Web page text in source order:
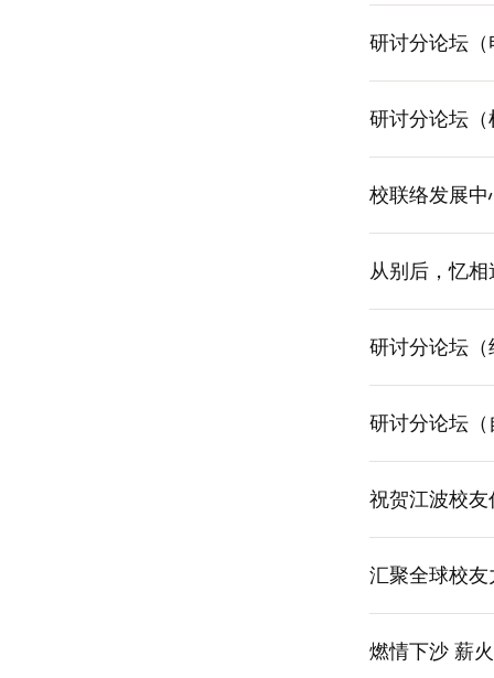
研讨分论坛
研讨分论坛
校联络发展
从别后，忆
研讨分论坛
研讨分论坛
祝贺江波校
汇聚全球校
长联席会
燃情下沙 薪